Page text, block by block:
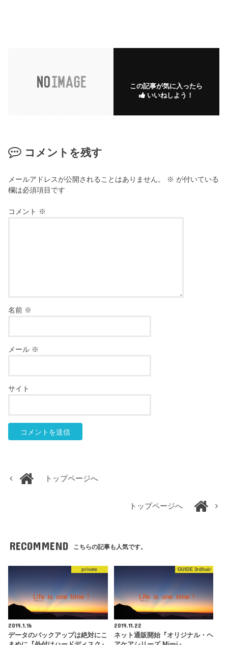
この記事が気に入ったら
いいねしよう！
コメントを残す
メールアドレスが公開されることはありません。 ※ が付いている
欄は必須項目です
コメント ※
名前 ※
メール ※
サイト
トップページへ
トップページへ
RECOMMEND こちらの記事も人気です。
private
2019.1.16
データのバックアップは絶対にこ
GUIDE 3rdhair
2019.11.22
ネット通販開始『オリジナル・ヘ